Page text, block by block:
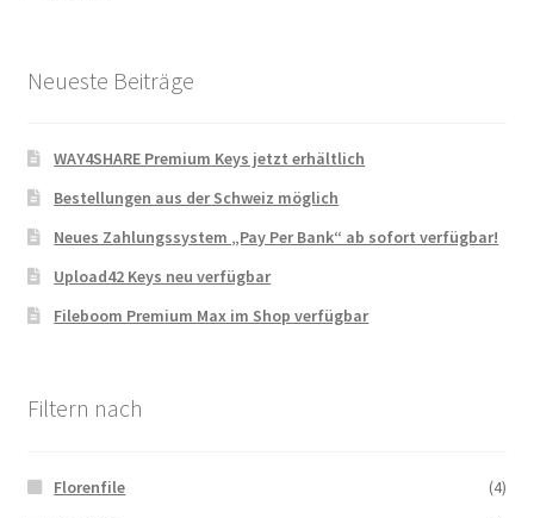
Neueste Beiträge
WAY4SHARE Premium Keys jetzt erhältlich
Bestellungen aus der Schweiz möglich
Neues Zahlungssystem „Pay Per Bank“ ab sofort verfügbar!
Upload42 Keys neu verfügbar
Fileboom Premium Max im Shop verfügbar
Filtern nach
Florenfile
(4)